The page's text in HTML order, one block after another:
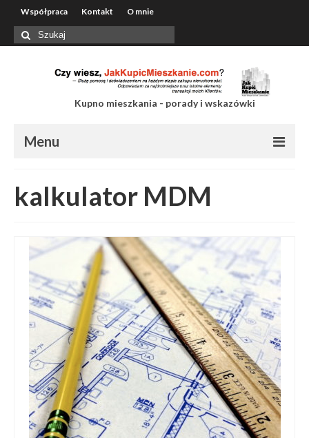
Współpraca Kontakt O mnie
Szuklaj
w:
Kupno mieszkania - porady i wskazówki
Menu
Kontakt
O mnie
kalkulator MDM